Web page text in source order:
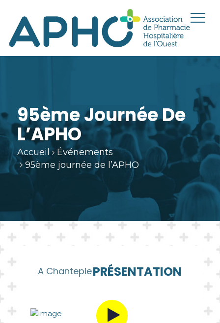
95ème Journée De
L’APHO
Accueil
Événements
95ème journée de l’APHO
PRÉSENTATION
A Chantepie